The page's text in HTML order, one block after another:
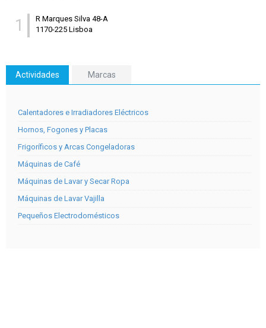
1
R Marques Silva 48-A
1170-225 Lisboa
Actividades Marcas
Calentadores e Irradiadores Eléctricos
Hornos, Fogones y Placas
Frigoríficos y Arcas Congeladoras
Máquinas de Café
Máquinas de Lavar y Secar Ropa
Máquinas de Lavar Vajilla
Pequeños Electrodomésticos